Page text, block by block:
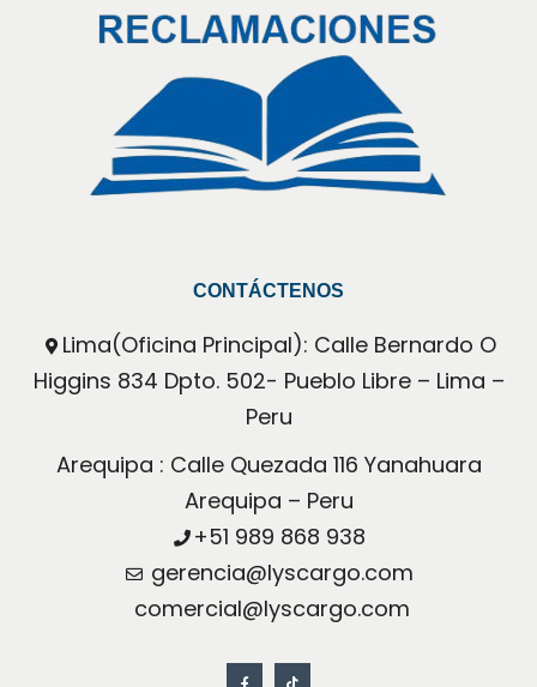
CONTÁCTENOS
Lima(Oficina Principal): Calle Bernardo O
Higgins 834 Dpto. 502- Pueblo Libre – Lima –
Peru
Arequipa : Calle Quezada 116 Yanahuara
Arequipa – Peru
+51 989 868 938
gerencia@lyscargo.com
comercial@lyscargo.com